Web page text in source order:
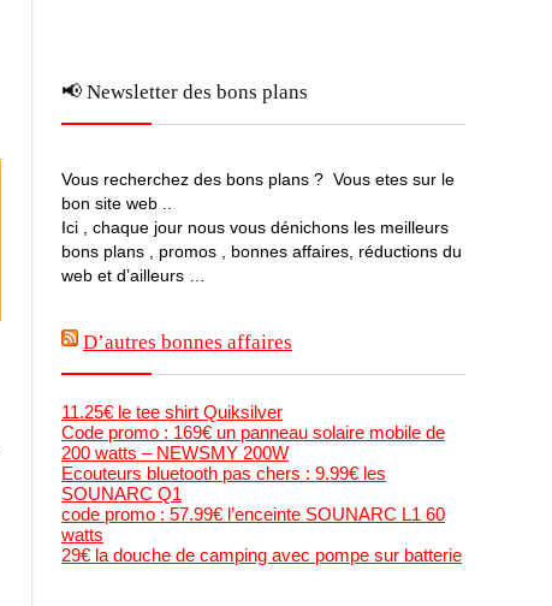
📢 Newsletter des bons plans
Vous recherchez des bons plans ? Vous etes sur le
bon site web ..
Ici , chaque jour nous vous dénichons les meilleurs
bons plans , promos , bonnes affaires, réductions du
web et d’ailleurs …
D’autres bonnes affaires
11.25€ le tee shirt Quiksilver
Code promo : 169€ un panneau solaire mobile de
200 watts – NEWSMY 200W
Ecouteurs bluetooth pas chers : 9.99€ les
SOUNARC Q1
code promo : 57.99€ l’enceinte SOUNARC L1 60
watts
29€ la douche de camping avec pompe sur batterie